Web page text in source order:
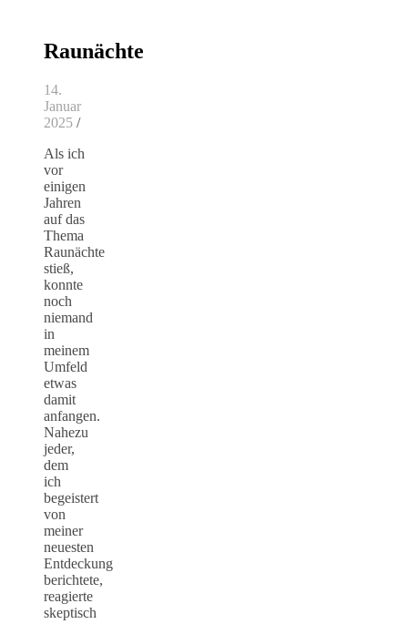
Raunächte
14.
Januar
2025 /
Als ich
vor
einigen
Jahren
auf das
Thema
Raunächte
stieß,
konnte
noch
niemand
in
meinem
Umfeld
etwas
damit
anfangen.
Nahezu
jeder,
dem
ich
begeistert
von
meiner
neuesten
Entdeckung
berichtete,
reagierte
skeptisch